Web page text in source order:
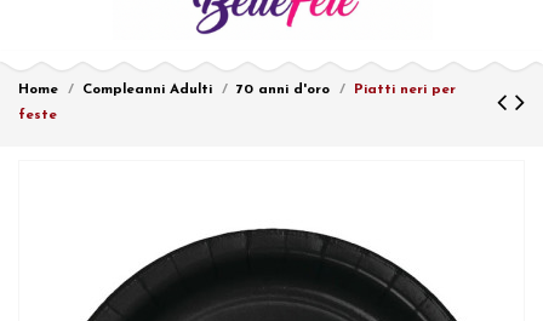
Home Compleanni Adulti 70 anni d'oro
Piatti neri per
feste